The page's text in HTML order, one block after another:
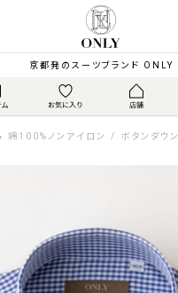
京都発のスーツブランド ONLY
綿100%ノンアイロン / ボタンダウン